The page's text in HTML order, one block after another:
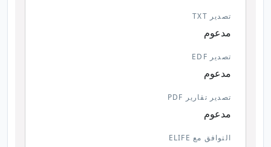
تصدير TXT
مدعوم
تصدير EDF
مدعوم
تصدير تقارير PDF
مدعوم
التوافق مع ELIFE